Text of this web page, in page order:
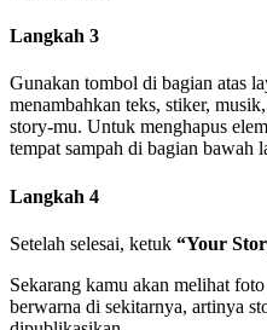
Langkah 3
Gunakan tombol di bagian atas
menambahkan teks, stiker,
story-mu. Untuk menghapus
tempat sampah di bagian bawah
Langkah 4
Setelah selesai, ketuk “Your
Sekarang kamu akan melihat
berwarna di sekitarnya, artinya